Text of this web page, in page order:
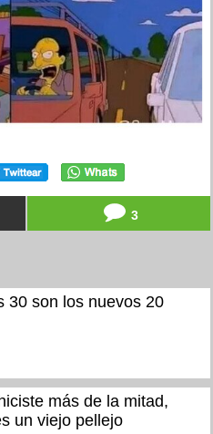
3
30 son los nuevos 20
más de la mitad,
un viejo pellejo